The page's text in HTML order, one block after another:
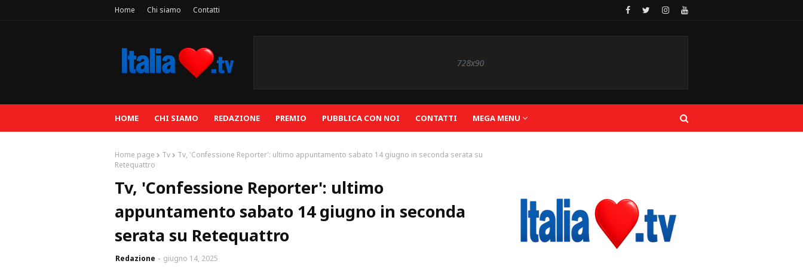
Home Chi siamo Contatti
HOME CHI SIAMO REDAZIONE PREMIO PUBBLICA CON NOI CONTATTI MEGA MENU
Home page Tv
Tv, 'Confessione Reporter': ultimo appuntamento sabato 14 giugno in seconda serata su
Retequattro
Tv, 'Confessione Reporter': ultimo
appuntamento sabato 14 giugno in seconda
serata su Retequattro
Redazione giugno 14, 2025